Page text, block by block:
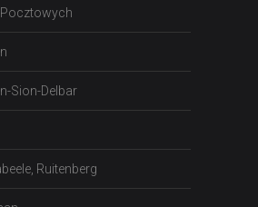
Pocztowych
Sion-Delbar
Ruitenberg